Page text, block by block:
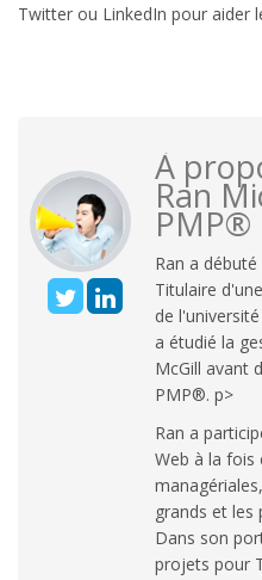
Twitter ou LinkedIn pour aider
À
Ran
PMP®
Ran a
Titulaire
de
a étudié la
McGill avant
PMP®. p>
Ran a
Web à la fois
grands et les
Dans son
projets pour